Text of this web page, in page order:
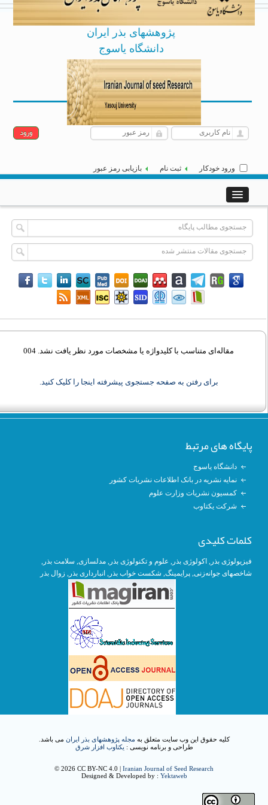
پژوهشهای بذر ایران
دانشگاه یاسوج
|
English
[Archive ]
ورود خودکار ثبت نام بازیابی رمز عبور
مقاله‌ای متناسب با کلیدواژه‌ یا مشخصات مورد نظر یافت نشد. 004
برای رفتن به صفحه جستجوی پیشرفته اینجا را کلیک کنید.
پایگاه های مرتبط
دانشگاه یاسوج
نمایه نشریه در بانک اطلاعات نشریات کشور
کمسیون نشریات وزارت علوم
شرکت یکتاوب
کلمات کلیدی
فیزیولوژی بذر,اکولوژی بذر,علوم و تکنولوژی بذر,مدلسازی, سلامت بذر,
شاخصهای جوانه‌زنی ,پرایمینگ, شکست خواب بذر,انبارداری بذر,زوال بذر
کلیه حقوق این وب سایت متعلق به مجله پژوهشهای بذر ایرانمی باشد.
طراحی و برنامه نویسی :یکتاوب افزار شرق
© 2026 CC BY-NC 4.0 |Iranian Journal of Seed Research
Designed & Developed by :Yektaweb